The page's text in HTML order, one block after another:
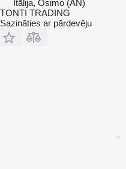
Itālija, Osimo (AN)
TONTI TRADING
Sazināties ar pārdevēju